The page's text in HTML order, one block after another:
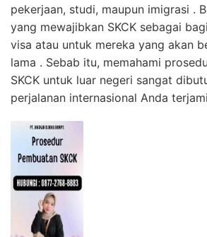
pekerjaan, studi, maupun imigrasi .
yang mewajibkan SKCK sebagai
visa atau untuk mereka yang akan
lama . Sebab itu, memahami
SKCK untuk luar negeri sangat
perjalanan internasional Anda